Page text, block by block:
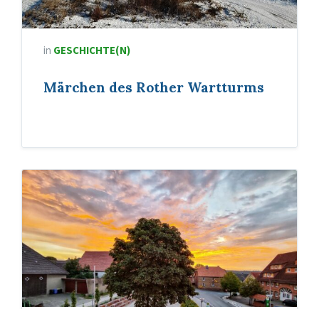
in GESCHICHTE(N)
Märchen des Rother Wartturms